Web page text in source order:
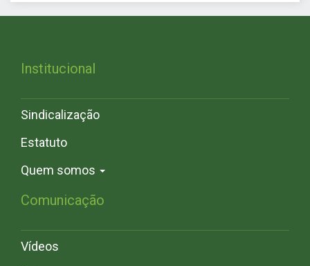
Institucional
Sindicalização
Estatuto
Quem somos
Comunicação
Vídeos